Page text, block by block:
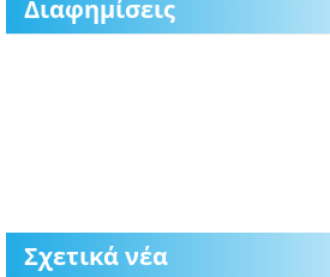
Διαφημίσεις
Σχετικά νέα